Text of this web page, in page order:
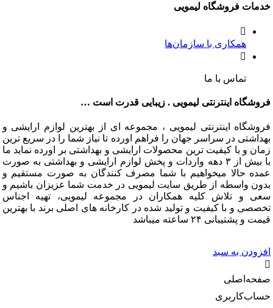
فروشگاه لیمویی
همکاری با سازمان‌ها
تماس با ما
اینترنتی لیمویی . زیبایی قدرت است …
اینترنتی لیمویی ، مجموعه ای از بهترین لوازم ارایشی و
در سراسر جهان را فراهم اورده تا نیاز شما را در سریع ترین
و با کیفیت ترین محصولات ارایشی و بهداشتی بر اورده نماید ما
با بیش از ۳ دهه واردات و پخش لوازم ارایشی و بهداشتی به صورت
حالا میخواهیم با شما مصرف کنندگان به صورت مستقیم و
واسطه از طریق سایت لیمویی در خدمت شما عزیزان باشیم و
و تلاش کلیه همکاران در مجموعه لیمویی، تهیه اجناس
و با کیفیت و تولید شده در کارخانه های اصلی برند با بهترین
۲۴ ساعته میباشد
به سبد